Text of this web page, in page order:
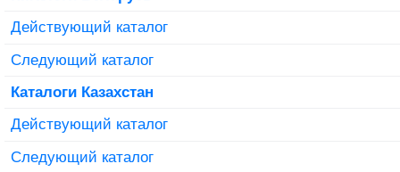
Действующий каталог
Следующий каталог
Каталоги Казахстан
Действующий каталог
Следующий каталог